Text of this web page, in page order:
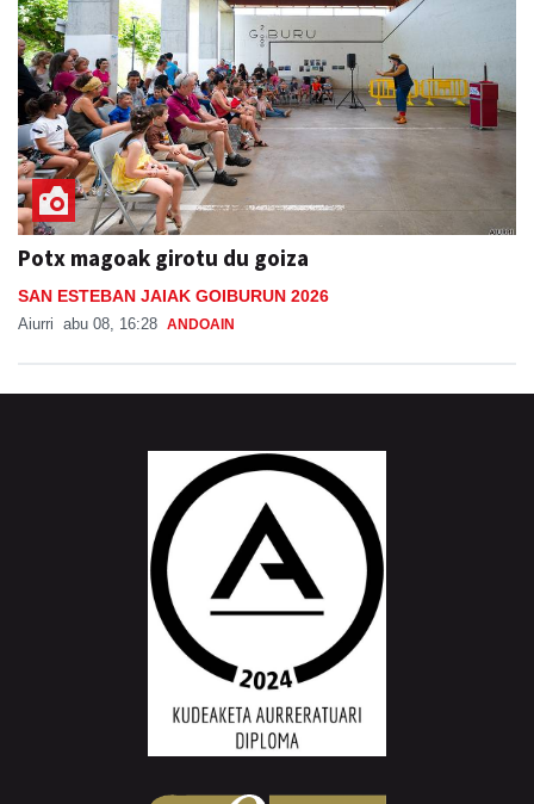
Potx magoak girotu du goiza
SAN ESTEBAN JAIAK GOIBURUN 2026
Aiurri abu 08, 16:28 ANDOAIN